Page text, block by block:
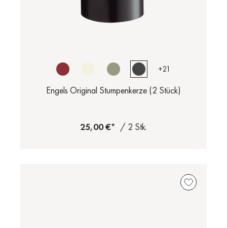
+21
Engels Original Stumpenkerze (2 Stück)
25,00 €* / 2 Stk.